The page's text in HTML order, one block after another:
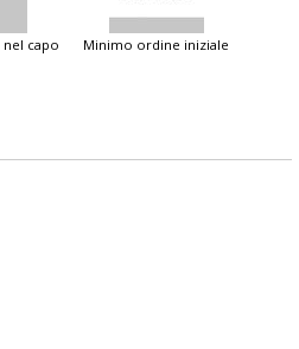
nel capo minimo ordine iniziale